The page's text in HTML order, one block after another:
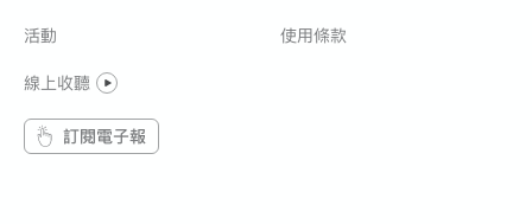
《島嶼共聲．傾聽台灣》入圍第59屆廣播金鐘獎教育
文化節目獎、第58屆廣播金鐘獎生活風格節目獎
《親愛的生活練習》入圍第52屆、第49屆廣播金鐘獎
綜合節目主持人獎
活動
線上收聽
訂閱電子報
使用條款